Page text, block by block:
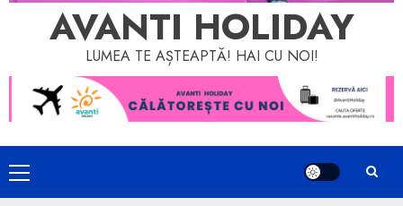
AVANTI HOLIDAY
LUMEA TE AȘTEAPTĂ! HAI CU NOI!
Primary
Menu